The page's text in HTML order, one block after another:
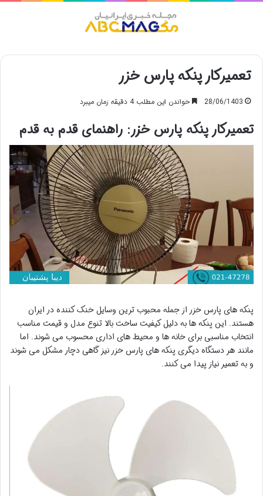
تعمیرکار پنکه پارس خزر
28/06/1403 خواندن این مطلب 4 دقیقه زمان میبرد
تعمیرکار پنکه پارس خزر: راهنمای قدم به قدم
پنکه های پارس خزر از جمله محبوب ترین وسایل خنک کننده در ایران
هستند. این پنکه ها به دلیل کیفیت ساخت بالا تنوع مدل و قیمت مناسب
انتخاب مناسبی برای خانه ها و محیط های اداری محسوب می شوند. اما
مانند هر دستگاه دیگری پنکه های پارس خزر نیز گاهی دچار مشکل می شوند
و به تعمیر نیاز پیدا می کنند.